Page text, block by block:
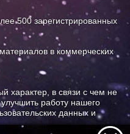
500 зарегистрированных
в коммерческих
характер, в связи с чем не
работу нашего
данных и